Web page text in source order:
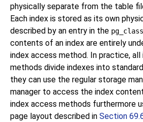
physically separate from the table
Each index is stored as its own
described by an entry in the pg_class
contents of an index are entirely
index access method. In practice, all
methods divide indexes into
they can use the regular storage
manager to access the index
index access methods furthermore
page layout described in Section